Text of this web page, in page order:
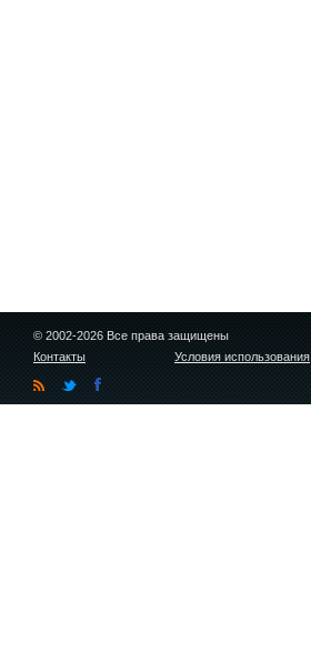
© 2002-2026 Все права защищены
Контакты
Условия использования